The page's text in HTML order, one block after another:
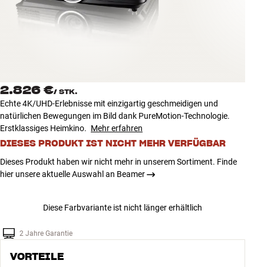
Zubehör
NEUHEITEN
ANGEBOTE
Store Finden
Kundendienst
Bauen mit Klang
2.826 €/ STK.
Echte 4K/UHD-Erlebnisse mit einzigartig geschmeidigen und
natürlichen Bewegungen im Bild dank PureMotion-Technologie.
Erstklassiges Heimkino. Mehr erfahren
DIESES PRODUKT IST NICHT MEHR VERFÜGBAR
Dieses Produkt haben wir nicht mehr in unserem Sortiment. Finde
hier unsere aktuelle Auswahl an Beamer
Diese Farbvariante ist nicht länger erhältlich
2 Jahre Garantie
VORTEILE